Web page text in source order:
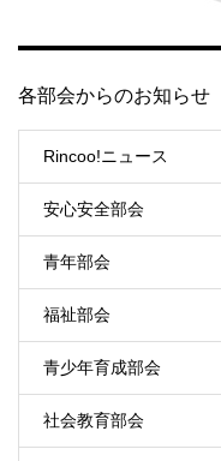
各部会からのお知らせ
Rincoo!ニュース
安心安全部会
青年部会
福祉部会
青少年育成部会
社会教育部会